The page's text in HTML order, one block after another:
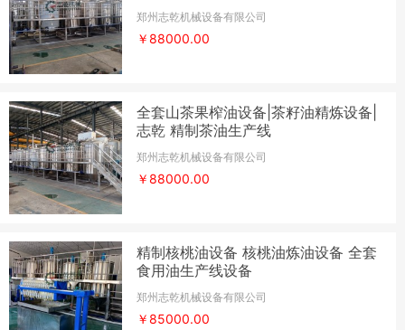
郑州志乾机械设备有限公司
￥88000.00
全套山茶果榨油设备|茶籽油精炼设备|
志乾 精制茶油生产线
郑州志乾机械设备有限公司
￥88000.00
精制核桃油设备 核桃油炼油设备 全套
食用油生产线设备
郑州志乾机械设备有限公司
￥85000.00